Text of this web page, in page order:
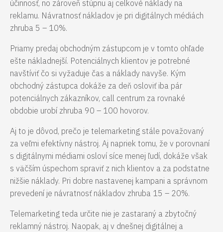
účinnosť, no zároveň stúpnu aj celkové náklady na
reklamu. Návratnosť nákladov je pri digitálnych médiách
zhruba 5 – 10%.
Priamy predaj obchodným zástupcom je v tomto ohľade
ešte nákladnejší. Potenciálnych klientov je potrebné
navštíviť čo si vyžaduje čas a náklady navyše. Kým
obchodný zástupca dokáže za deň osloviť iba pár
potenciálnych zákazníkov, call centrum za rovnaké
obdobie urobí zhruba 90 – 100 hovorov.
Aj to je dôvod, prečo je telemarketing stále považovaný
za veľmi efektívny nástroj. Aj napriek tomu, že v porovnaní
s digitálnymi médiami osloví síce menej ľudí, dokáže však
s väčším úspechom spraviť z nich klientov a za podstatne
nižšie náklady. Pri dobre nastavenej kampani a správnom
prevedení je návratnosť nákladov zhruba 15 – 20%.
Telemarketing teda určite nie je zastaraný a zbytočný
reklamný nástroj. Naopak, aj v dnešnej digitálnej a